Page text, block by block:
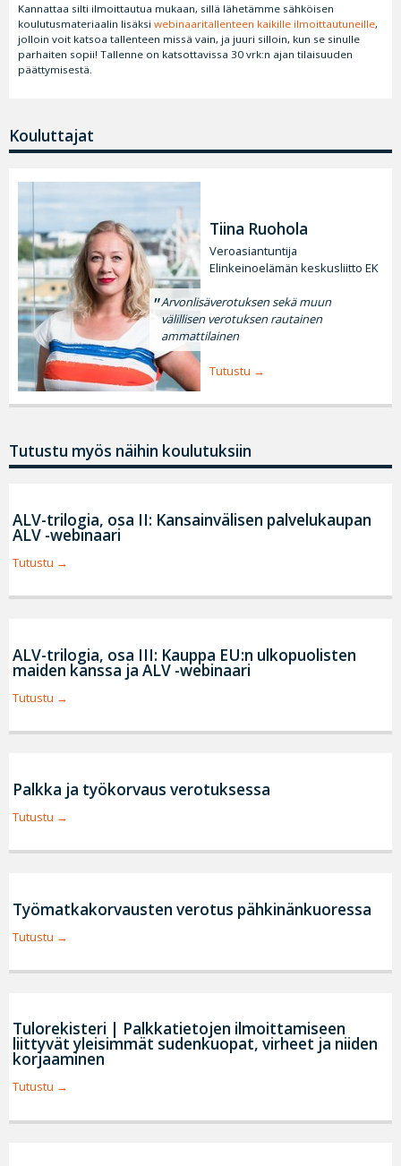
Kannattaa silti ilmoittautua mukaan, sillä lähetämme sähköisen
koulutusmateriaalin lisäksi webinaaritallenteen kaikille ilmoittautuneille,
jolloin voit katsoa tallenteen missä vain, ja juuri silloin, kun se sinulle
parhaiten sopii! Tallenne on katsottavissa 30 vrk:n ajan tilaisuuden
päättymisestä.
Kouluttajat
Tiina Ruohola
Veroasiantuntija
Elinkeinoelämän keskusliitto EK
Arvonlisäverotuksen sekä muun
välillisen verotuksen rautainen
ammattilainen
Tutustu
Tutustu myös näihin koulutuksiin
ALV-trilogia, osa II: Kansainvälisen palvelukaupan
ALV -webinaari
Tutustu
ALV-trilogia, osa III: Kauppa EU:n ulkopuolisten
maiden kanssa ja ALV -webinaari
Tutustu
Palkka ja työkorvaus verotuksessa
Tutustu
Työmatkakorvausten verotus pähkinänkuoressa
Tutustu
Tulorekisteri | Palkkatietojen ilmoittamiseen
liittyvät yleisimmät sudenkuopat, virheet ja niiden
korjaaminen
Tutustu